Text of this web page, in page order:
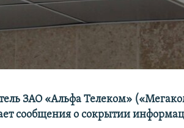
ЗАО «Альфа Телеком»
сообщения о сокрытии